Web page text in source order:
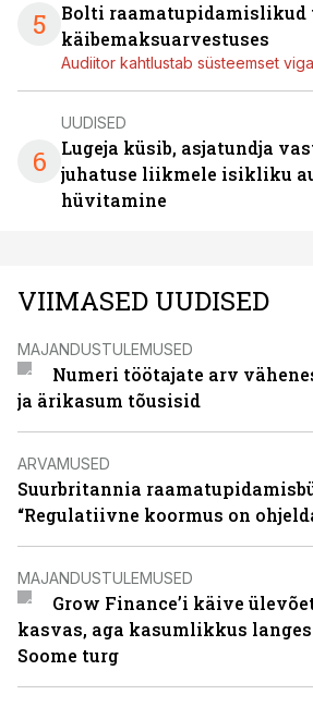
5
Bolti
käibemaksuarvestuses
Audiitor kahtlustab süsteemset viga
6
UUDISED
Lugeja küsib, asjatundja
juhatuse liikmele isikliku
hüvitamine
VIIMASED UUDISED
MAJANDUSTULEMUSED
Numeri töötajate arv
ja ärikasum tõusisid
ARVAMUSED
Suurbritannia
“Regulatiivne koormus on
MAJANDUSTULEMUSED
Grow Finance’i käive
kasvas, aga kasumlikkus
Soome turg